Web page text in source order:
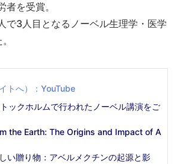
を受賞。
で3人目となるノーベル生理学・医学
トへ）：YouTube
ックホルムで行われたノーベル講演をご
the Earth: The Origins and Impact of A
い贈り物：アベルメクチンの起源と影